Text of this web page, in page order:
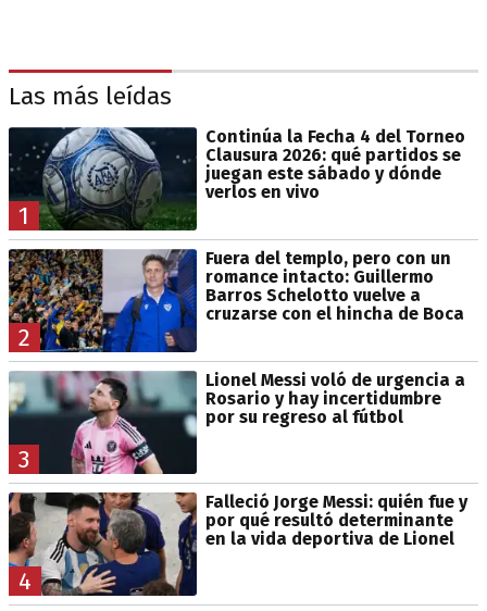
Las más leídas
1
Continúa la Fecha 4 del Torneo
Clausura 2026: qué partidos se
juegan este sábado y dónde
verlos en vivo
2
Fuera del templo, pero con un
romance intacto: Guillermo
Barros Schelotto vuelve a
cruzarse con el hincha de Boca
3
Lionel Messi voló de urgencia a
Rosario y hay incertidumbre
por su regreso al fútbol
4
Falleció Jorge Messi: quién fue y
por qué resultó determinante
en la vida deportiva de Lionel